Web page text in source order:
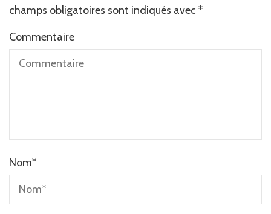
champs obligatoires sont indiqués avec *
Commentaire
Nom*